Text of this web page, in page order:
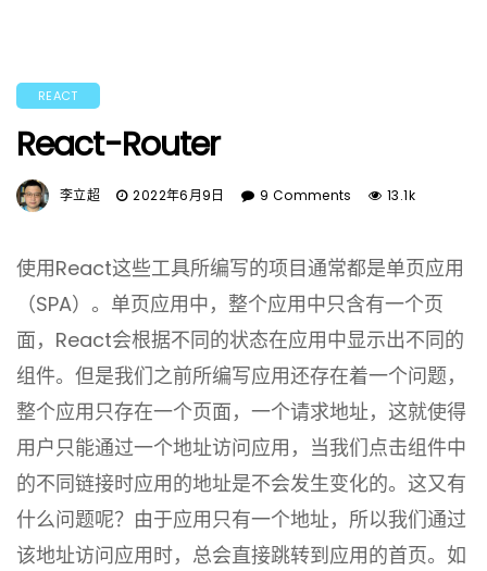
REACT
React-Router
李立超 2022年6月9日 9 Comments 13.1k
使用React这些工具所编写的项目通常都是单页应用
（SPA）。单页应用中，整个应用中只含有一个页
面，React会根据不同的状态在应用中显示出不同的
组件。但是我们之前所编写应用还存在着一个问题，
整个应用只存在一个页面，一个请求地址，这就使得
用户只能通过一个地址访问应用，当我们点击组件中
的不同链接时应用的地址是不会发生变化的。这又有
什么问题呢？由于应用只有一个地址，所以我们通过
该地址访问应用时，总会直接跳转到应用的首页。如